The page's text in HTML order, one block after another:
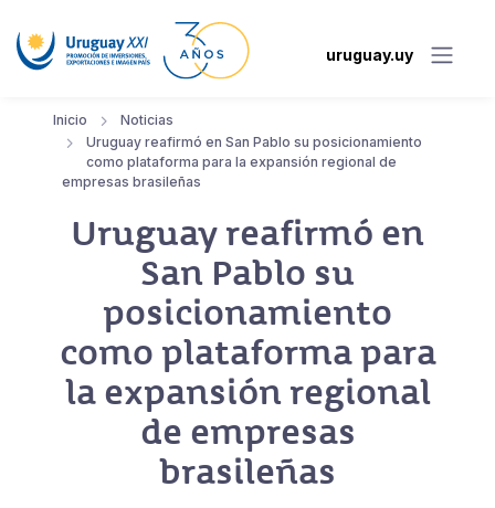
uruguay.uy
Inicio
Noticias
Uruguay reafirmó en San Pablo su posicionamiento
como plataforma para la expansión regional de
empresas brasileñas
Uruguay reafirmó en
San Pablo su
posicionamiento
como plataforma para
la expansión regional
de empresas
brasileñas